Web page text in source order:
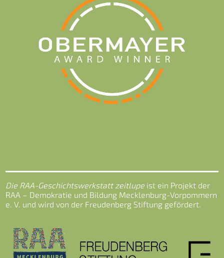
Die RAA-Geschichtswerkstatt zeitlupe ist ein Projekt der
RAA – Demokratie und Bildung Mecklenburg-Vorpommern
e. V. und wird von der Freudenberg Stiftung gefördert.